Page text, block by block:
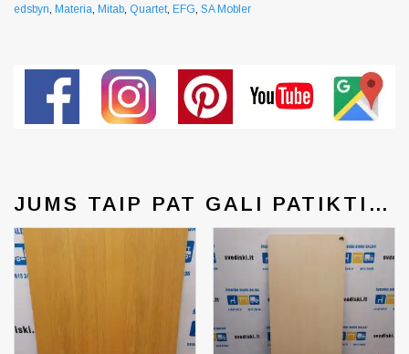
edsbyn, Materia, Mitab, Quartet, EFG, SA Mobler
JUMS TAIP PAT GALI PATIKTI…